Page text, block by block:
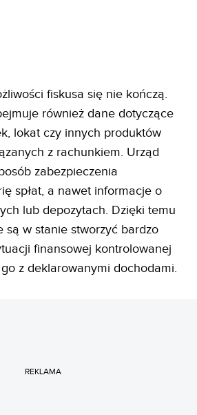
fiskusa się nie kończą.
również dane dotyczące
lokat czy innych produktów
z rachunkiem. Urząd
zabezpieczenia
spłat, a nawet informacje o
lub depozytach. Dzięki temu
są w stanie stworzyć bardzo
finansowej kontrolowanej
z deklarowanymi dochodami.
REKLAMA